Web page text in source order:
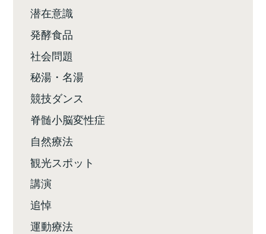
潜在意識
発酵食品
社会問題
秘湯・名湯
競技ダンス
脊髄小脳変性症
自然療法
観光スポット
講演
追悼
運動療法